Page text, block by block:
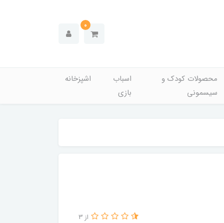
0
محصولات کودک و
سیسمونی
اسباب
بازی
اشپزخانه
از 3